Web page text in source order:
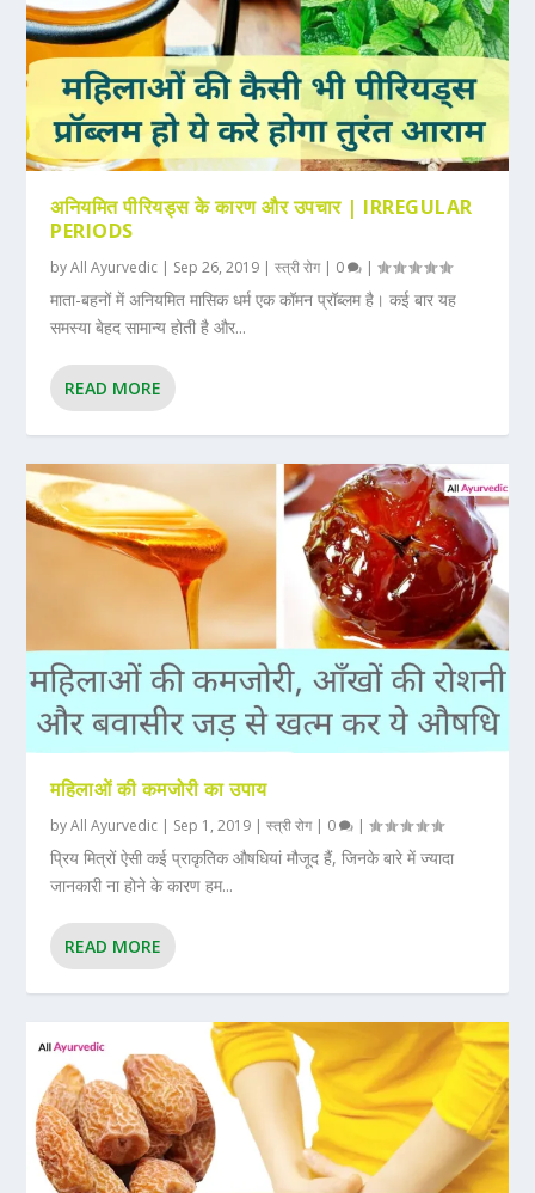
अनियमित पीरियड्स के कारण और उपचार | IRREGULAR
PERIODS
byAll Ayurvedic | Sep 26, 2019 |स्त्री रोग| 0 |
माता-बहनों में अनियमित मासिक धर्म एक कॉमन प्रॉब्लम है। कई बार यह
समस्या बेहद सामान्य होती है और...
READ MORE
महिलाओं की कमजोरी का उपाय
byAll Ayurvedic | Sep 1, 2019 |स्त्री रोग| 0 |
प्रिय मित्रों ऐसी कई प्राकृतिक औषधियां मौजूद हैं, जिनके बारे में ज्यादा
जानकारी ना होने के कारण हम...
READ MORE